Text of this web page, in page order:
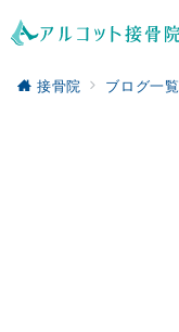
接骨院 ブログ一覧